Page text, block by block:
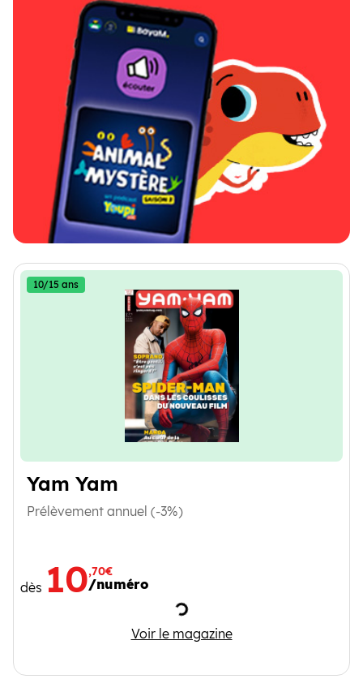
Yam Yam
10/15 ans
Prélèvement annuel (-3%)
dès 10,70€
/numéro
Chargement
Voir le magazine
Yam Yam